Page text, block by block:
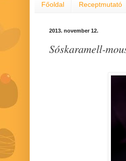
Főoldal Receptmutató
2013. november 12.
Sóskaramell-